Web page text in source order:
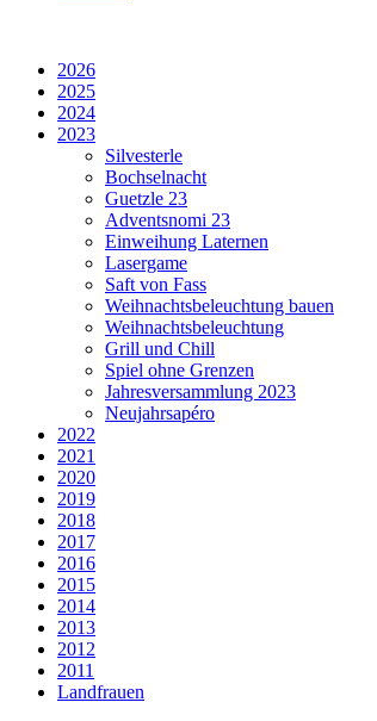
2026
2025
2024
2023
Silvesterle
Bochselnacht
Guetzle 23
Adventsnomi 23
Einweihung Laternen
Lasergame
Saft von Fass
Weihnachtsbeleuchtung bauen
Weihnachtsbeleuchtung
Grill und Chill
Spiel ohne Grenzen
Jahresversammlung 2023
Neujahrsapéro
2022
2021
2020
2019
2018
2017
2016
2015
2014
2013
2012
2011
Landfrauen